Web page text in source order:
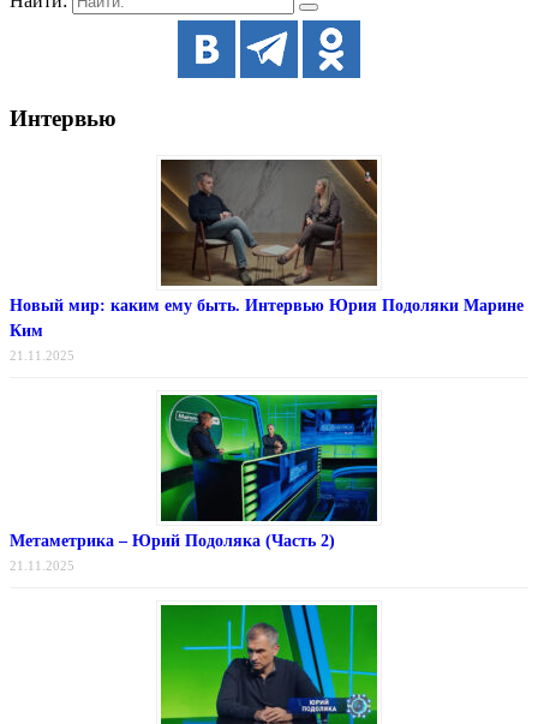
Интервью
Новый мир: каким ему быть. Интервью Юрия Подоляки Марине
Ким
21.11.2025
Метаметрика – Юрий Подоляка (Часть 2)
21.11.2025